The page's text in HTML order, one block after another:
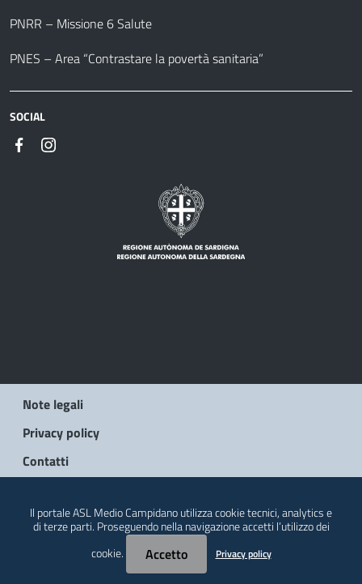
PNRR – Missione 6 Salute
PNES – Area “Contrastare la povertà sanitaria”
SOCIAL
Note legali
Privacy policy
Contatti
Il portale ASL Medio Campidano utilizza cookie tecnici, analytics e
di terze parti. Proseguendo nella navigazione accetti l’utilizzo dei
cookie.
Accetto Privacy policy